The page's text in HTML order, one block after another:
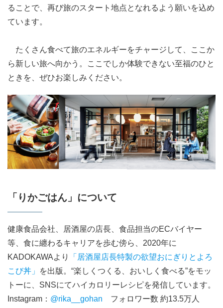
ることで、再び旅のスタート地点となれるよう願いを込め
ています。
たくさん食べて旅のエネルギーをチャージして、ここか
ら新しい旅へ向かう。ここでしか体験できない至福のひと
ときを、ぜひお楽しみください。
「りかごはん」について
健康食品会社、居酒屋の店長、食品担当のECバイヤー
等、食に纏わるキャリアを歩む傍ら、2020年に
KADOKAWAより
「居酒屋店長特製の欲望おにぎりとよろ
こび丼」
を出版。“楽しくつくる、おいしく食べる”をモッ
トーに、SNSにてハイカロリーレシピを発信しています。
Instagram： @rika__gohan フォロワー数 約13.5万人